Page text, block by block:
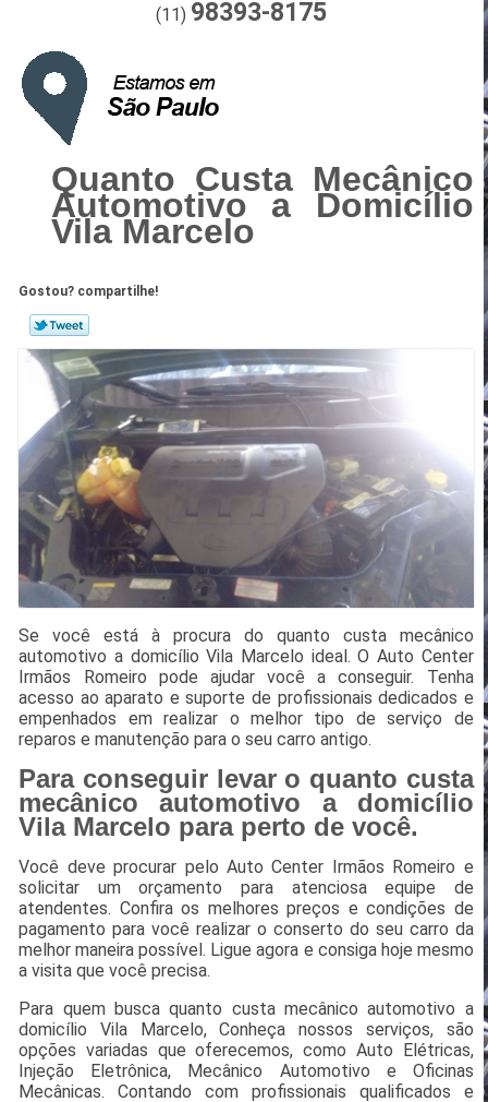
(11) 98393-8175
Quanto Custa Mecânico
Automotivo a Domicílio
Vila Marcelo
Gostou? compartilhe!
Se você está à procura do quanto custa mecânico
automotivo a domicílio Vila Marcelo ideal. O Auto Center
Irmãos Romeiro pode ajudar você a conseguir. Tenha
acesso ao aparato e suporte de profissionais dedicados e
empenhados em realizar o melhor tipo de serviço de
reparos e manutenção para o seu carro antigo.
Para conseguir levar o quanto custa
mecânico automotivo a domicílio
Vila Marcelo para perto de você.
Você deve procurar pelo Auto Center Irmãos Romeiro e
solicitar um orçamento para atenciosa equipe de
atendentes. Confira os melhores preços e condições de
pagamento para você realizar o conserto do seu carro da
melhor maneira possível. Ligue agora e consiga hoje mesmo
a visita que você precisa.
Para quem busca quanto custa mecânico automotivo a
domicílio Vila Marcelo, Conheça nossos serviços, são
opções variadas que oferecemos, como Auto Elétricas,
Injeção Eletrônica, Mecânico Automotivo e Oficinas
Mecânicas. Contando com profissionais qualificados e